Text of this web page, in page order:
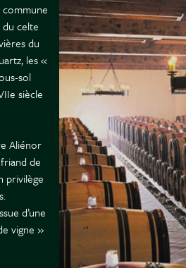
commune
celte
du
les «
sol
siècle
Aliénor
de
privilège
d’une
vigne »